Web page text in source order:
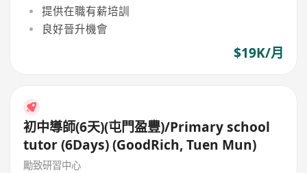
提供在職有薪培訓
良好晉升機會
$19K/月
初中導師(6天)(屯門盈豐)/Primary school
tutor (6Days) (GoodRich, Tuen Mun)
勵致研習中心